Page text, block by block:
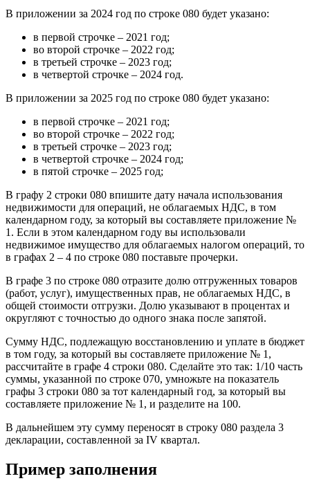
В приложении за 2024 год по строке 080 будет указано:
в первой строчке – 2021 год;
во второй строчке – 2022 год;
в третьей строчке – 2023 год;
в четвертой строчке – 2024 год.
В приложении за 2025 год по строке 080 будет указано:
в первой строчке – 2021 год;
во второй строчке – 2022 год;
в третьей строчке – 2023 год;
в четвертой строчке – 2024 год;
в пятой строчке – 2025 год;
В графу 2 строки 080 впишите дату начала использования
недвижимости для операций, не облагаемых НДС, в том
календарном году, за который вы составляете приложение №
1. Если в этом календарном году вы использовали
недвижимое имущество для облагаемых налогом операций, то
в графах 2 – 4 по строке 080 поставьте прочерки.
В графе 3 по строке 080 отразите долю отгруженных товаров
(работ, услуг), имущественных прав, не облагаемых НДС, в
общей стоимости отгрузки. Долю указывают в процентах и
округляют с точностью до одного знака после запятой.
Сумму НДС, подлежащую восстановлению и уплате в бюджет
в том году, за который вы составляете приложение № 1,
рассчитайте в графе 4 строки 080. Cделайте это так: 1/10 часть
суммы, указанной по строке 070, умножьте на показатель
графы 3 строки 080 за тот календарный год, за который вы
составляете приложение № 1, и разделите на 100.
В дальнейшем эту сумму переносят в строку 080 раздела 3
декларации, составленной за IV квартал.
Пример заполнения